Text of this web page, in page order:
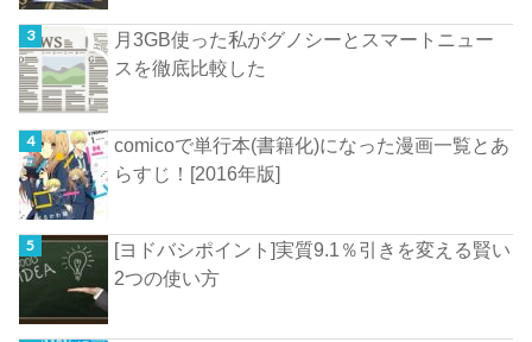
月3GB使った私がグノシーとスマートニュー
スを徹底比較した
comicoで単行本(書籍化)になった漫画一覧とあ
らすじ！[2016年版]
[ヨドバシポイント]実質9.1％引きを変える賢い
2つの使い方